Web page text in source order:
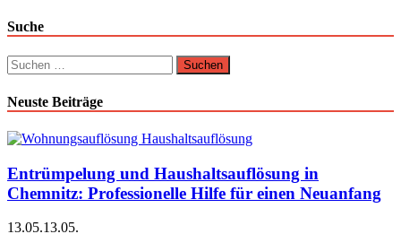
Suche
Suchen
nach:
Neuste Beiträge
Entrümpelung und Haushaltsauflösung in
Chemnitz: Professionelle Hilfe für einen Neuanfang
13.05.13.05.